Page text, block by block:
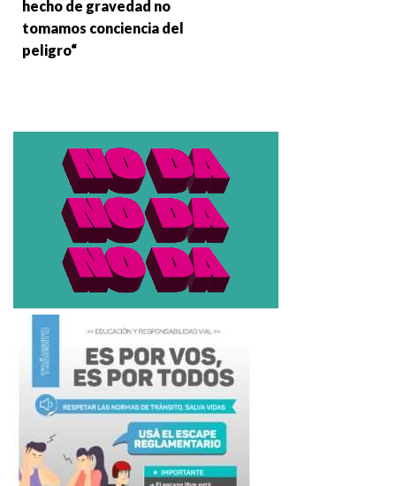
hecho de gravedad no
tomamos conciencia del
peligro“